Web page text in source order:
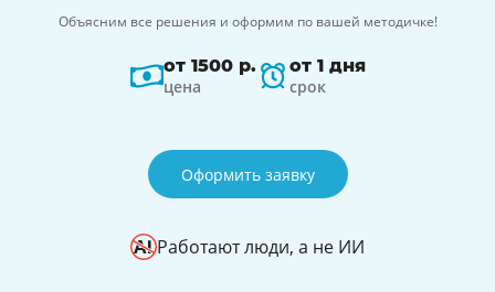
Объясним все решения и оформим по вашей методичке!
от 1500 р.
цена
от 1 дня
срок
Оформить заявку
Работают люди, а не ИИ